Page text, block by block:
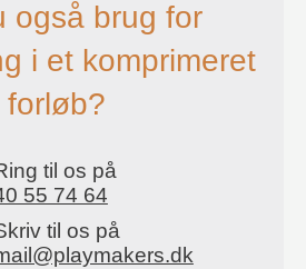
også brug for
i et komprimeret
forløb?
til os på
55 74 64
til os på